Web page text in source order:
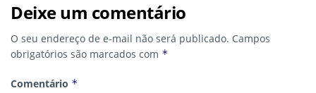
Deixe um comentário
O seu endereço de e-mail não será publicado. Campos
obrigatórios são marcados com *
Comentário *